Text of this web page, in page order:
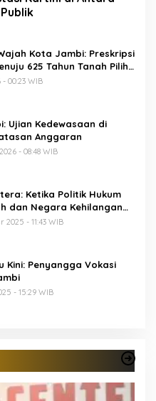
Kota Jambi: Preskripsi
625 Tahun Tanah Pilih
00:23 WIB
Ujian Kedewasaan di
Anggaran
- 08:48 WIB
Ketika Politik Hukum
dan Negara Kehilangan
2025 - 11:43 WIB
Kini: Penyangga Vokasi
- 15:29 WIB